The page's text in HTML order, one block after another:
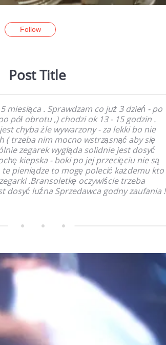
Follow
Post Title
miesiąca . Sprawdzam co już 3 dzień - po
pół obrotu ,) chodzi ok 13 - 15 godzin .
chyba źle wywarzony - za lekki bo nie
( trzeba nim mocno wstrząsnąć aby się
zegarek wygląda solidnie jest dosyć
kiepska - boki po jej przecięciu nie są
te pieniądze to mogę polecić każdemu kto
.Bransoletkę oczywiście trzeba
dosyć luźna Sprzedawca godny zaufania !